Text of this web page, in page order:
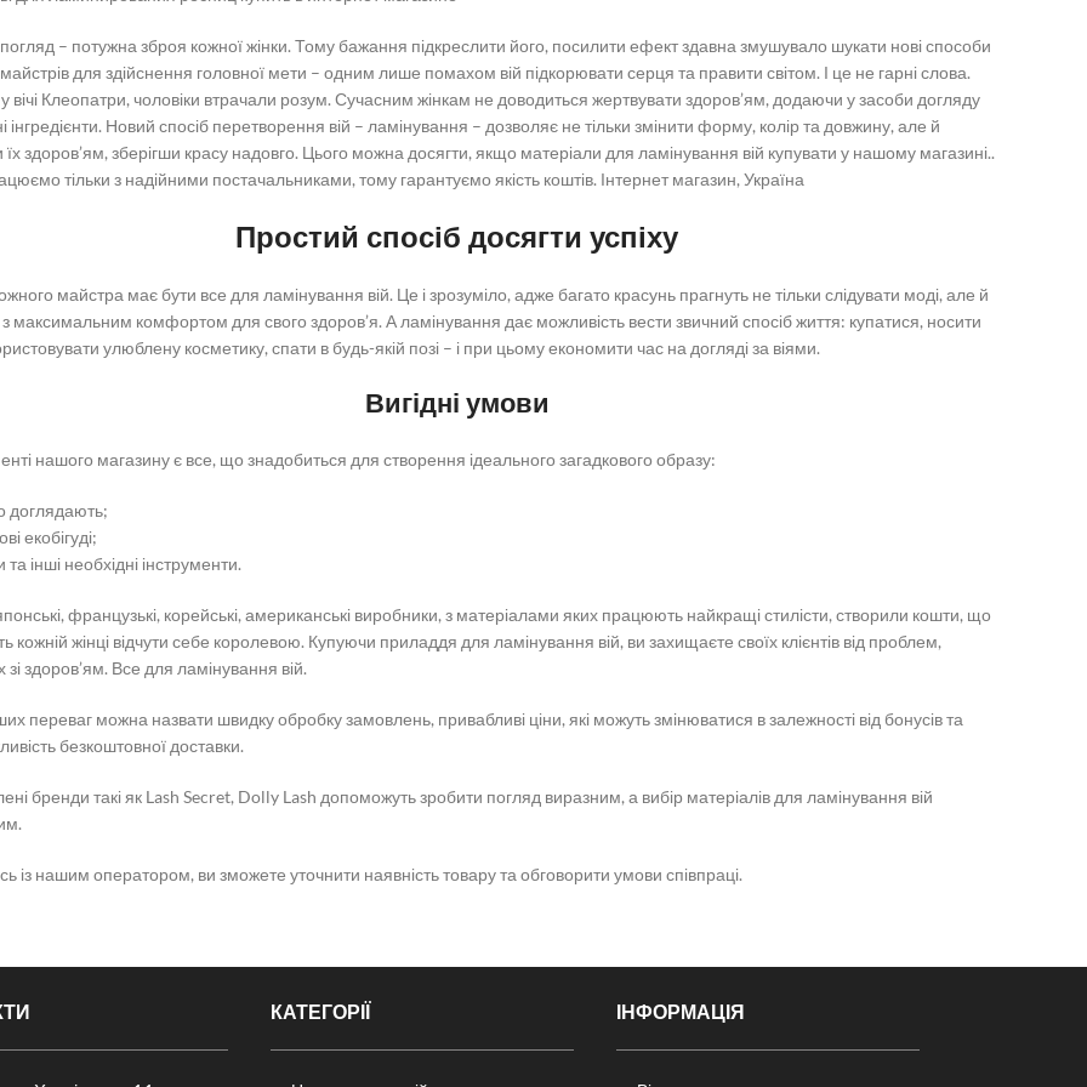
– потужна зброя кожної жінки. Тому бажання підкреслити його, посилити ефект здавна змушувало шукати нові способи
для здійснення головної мети – одним лише помахом вій підкорювати серця та правити світом. І це не гарні слова.
вічі Клеопатри, чоловіки втрачали розум. Сучасним жінкам не доводиться жертвувати здоров’ям, додаючи у засоби догляду
інгредієнти. Новий спосіб перетворення вій – ламінування – дозволяє не тільки змінити форму, колір та довжину, але й
здоров’ям, зберігши красу надовго. Цього можна досягти, якщо матеріали для ламінування вій купувати у нашому магазині..
тільки з надійними постачальниками, тому гарантуємо якість коштів. Інтернет магазин, Україна
Простий спосіб досягти успіху
майстра має бути все для ламінування вій. Це і зрозуміло, адже багато красунь прагнуть не тільки слідувати моді, але й
максимальним комфортом для свого здоров’я. А ламінування дає можливість вести звичний спосіб життя: купатися, носити
улюблену косметику, спати в будь-якій позі – і при цьому економити час на догляді за віями.
Вигідні умови
нашого магазину є все, що знадобиться для створення ідеального загадкового образу:
доглядають;
екобігуді;
та інші необхідні інструменти.
французькі, корейські, американські виробники, з матеріалами яких працюють найкращі стилісти, створили кошти, що
кожній жінці відчути себе королевою. Купуючи приладдя для ламінування вій, ви захищаєте своїх клієнтів від проблем,
зі здоров’ям. Все для ламінування вій.
переваг можна назвати швидку обробку замовлень, привабливі ціни, які можуть змінюватися в залежності від бонусів та
безкоштовної доставки.
бренди такі як Lash Secret, Dolly Lash допоможуть зробити погляд виразним, а вибір матеріалів для ламінування вій
із нашим оператором, ви зможете уточнити наявність товару та обговорити умови співпраці.
КАТЕГОРІЇ ІНФОРМАЦІЯ